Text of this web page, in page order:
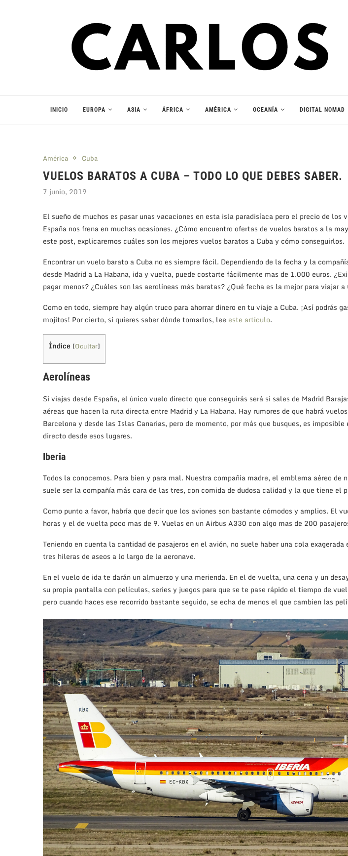
INICIO EUROPA ASIA ÁFRICA AMÉRICA OCEANÍA DIGITAL NOMAD
América Cuba
VUELOS BARATOS A CUBA – TODO LO QUE DEBES SABER.
7 junio, 2019
El sueño de muchos es pasar unas vacaciones en esta isla paradisíaca pero el precio de los
España nos frena en muchas ocasiones. ¿Cómo encuentro ofertas de vuelos baratos a la
este post, explicaremos cuáles son los mejores vuelos baratos a Cuba y cómo conseguirlos.
Encontrar un vuelo barato a Cuba no es siempre fácil. Dependiendo de la fecha y la
desde Madrid a La Habana, ida y vuelta, puede costarte fácilmente mas de 1.000 euros.
pagar menos? ¿Cuáles son las aerolíneas más baratas? ¿Qué fecha es la mejor para viajar a
Como en todo, siempre hay algún truco para ahorrar dinero en tu viaje a Cuba. ¡Así podrás
mojitos! Por cierto, si quieres saber dónde tomarlos, lee este artículo.
Índice [Ocultar]
Aerolíneas
Si viajas desde España, el único vuelo directo que conseguirás será si sales de Madrid
aéreas que hacen la ruta directa entre Madrid y La Habana. Hay rumores de que habrá
Barcelona y desde las Islas Canarias, pero de momento, por más que busques, es
directo desde esos lugares.
Iberia
Todos la conocemos. Para bien y para mal. Nuestra compañía madre, el emblema aéreo de
suele ser la compañía más cara de las tres, con comida de dudosa calidad y la que tiene el
Como punto a favor, habría que decir que los aviones son bastante cómodos y amplios. El
horas y el de vuelta poco mas de 9. Vuelas en un Airbus A330 con algo mas de 200
Teniendo en cuenta la cantidad de pasajeros en el avión, no suele haber una cola exagerada
tres hileras de aseos a lo largo de la aeronave.
En el vuelo de ida te darán un almuerzo y una merienda. En el de vuelta, una cena y un
su propia pantalla con películas, series y juegos para que se te pase rápido el tiempo de
pero cuando haces ese recorrido bastante seguido, se echa de menos el que cambien las